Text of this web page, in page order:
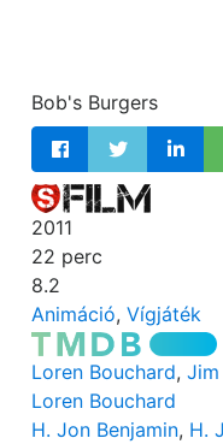
Bob's Burgers
2011
22 perc
8.2
Animáció, Vígjáték
Loren Bouchard,
Loren Bouchard
H. Jon Benjamin, H.